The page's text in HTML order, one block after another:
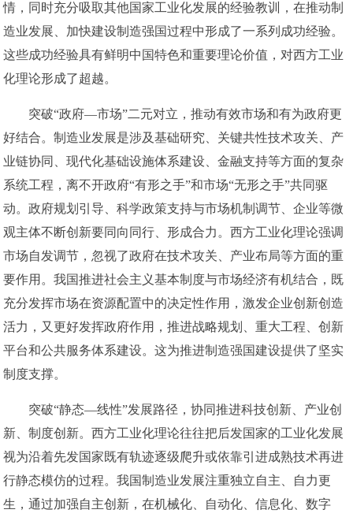
情，同时充分吸取其他国家工业化发展的经验教训，在推动制
造业发展、加快建设制造强国过程中形成了一系列成功经验。
这些成功经验具有鲜明中国特色和重要理论价值，对西方工业
化理论形成了超越。
突破“政府—市场”二元对立，推动有效市场和有为政府更
好结合。制造业发展是涉及基础研究、关键共性技术攻关、产
业链协同、现代化基础设施体系建设、金融支持等方面的复杂
系统工程，离不开政府“有形之手”和市场“无形之手”共同驱
动。政府规划引导、科学政策支持与市场机制调节、企业等微
观主体不断创新要同向同行、形成合力。西方工业化理论强调
市场自发调节，忽视了政府在技术攻关、产业布局等方面的重
要作用。我国推进社会主义基本制度与市场经济有机结合，既
充分发挥市场在资源配置中的决定性作用，激发企业创新创造
活力，又更好发挥政府作用，推进战略规划、重大工程、创新
平台和公共服务体系建设。这为推进制造强国建设提供了坚实
制度支撑。
突破“静态—线性”发展路径，协同推进科技创新、产业创
新、制度创新。西方工业化理论往往把后发国家的工业化发展
视为沿着先发国家既有轨迹逐级爬升或依靠引进成熟技术再进
行静态模仿的过程。我国制造业发展注重独立自主、自力更
生，通过加强自主创新，在机械化、自动化、信息化、数字